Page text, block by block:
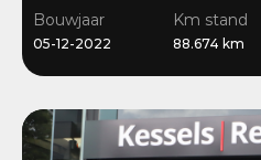
Bouwjaar
05-12-2022
Km stand
88.674 km